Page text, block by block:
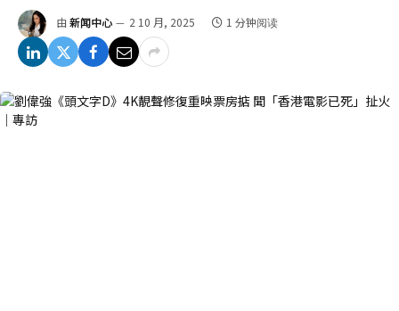
由 新闻中心 2 10 月, 2025 1 分钟阅读